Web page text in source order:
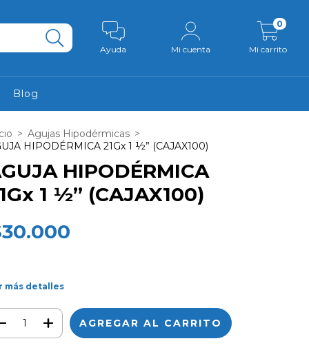
Ayuda Mi cuenta Mi carrito
0
Blog
> Agujas Hipodérmicas >
HIPODÉRMICA 21Gx 1 ½” (CAJAX100)
HIPODÉRMICA
1 ½” (CAJAX100)
más detalles